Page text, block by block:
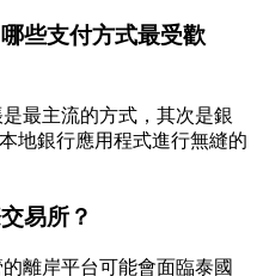
些支付方式最受歡
最主流的方式，其次是銀
地銀行應用程式進行無縫的
易所？
離岸平台可能會面臨泰國